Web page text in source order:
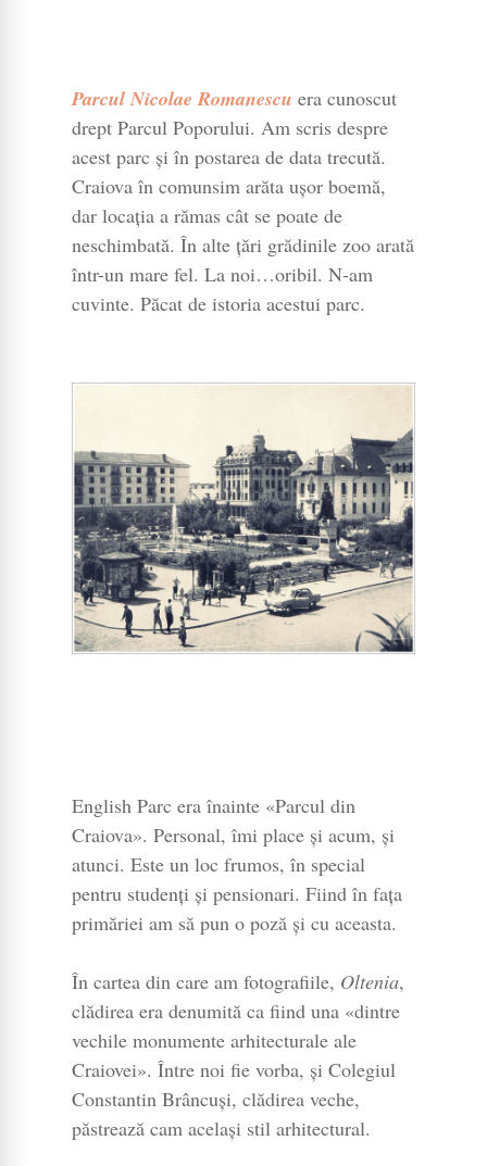
Parcul Nicolae Romanescu era cunoscut
drept Parcul Poporului. Am scris despre
acest parc și în postarea de data trecută.
Craiova în comunsim arăta ușor boemă,
dar locația a rămas cât se poate de
neschimbată. În alte țări grădinile zoo arată
într-un mare fel. La noi…oribil. N-am
cuvinte. Păcat de istoria acestui parc.
English Parc era înainte «Parcul din
Craiova». Personal, îmi place și acum, și
atunci. Este un loc frumos, în special
pentru studenți și pensionari. Fiind în fața
primăriei am să pun o poză și cu aceasta.
În cartea din care am fotografiile, Oltenia,
clădirea era denumită ca fiind una «dintre
vechile monumente arhitecturale ale
Craiovei». Între noi fie vorba, și Colegiul
Constantin Brâncuși, clădirea veche,
păstrează cam același stil arhitectural.